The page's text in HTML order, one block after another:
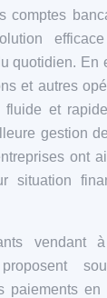
comptes
quotidien. En
et autres
et
gestion
ont
situation
vendant
paiements en